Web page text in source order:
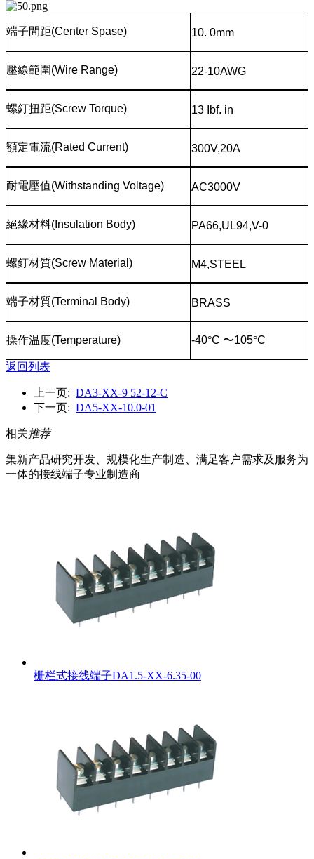
端子間距(Center Spase) 10. 0mm
壓線範圍(Wire Range) 22-10AWG
螺釘扭距(Screw Torque) 13 Ibf. in
額定電流(Rated Current) 300V,20A
耐電壓值(Withstanding Voltage) AC3000V
絕緣材料(Insulation Body) PA66,UL94,V-0
螺釘材質(Screw Material) M4,STEEL
端子材質(Terminal Body) BRASS
操作温度(Temperature) -40°C 〜105°C
返回列表
上一页: DA3-XX-9 52-12-C
下一页: DA5-XX-10.0-01
相关推荐
集新产品研究开发、规模化生产制造、满足客户需求及服务为
一体的接线端子专业制造商
栅栏式接线端子DA1.5-XX-6.35-00